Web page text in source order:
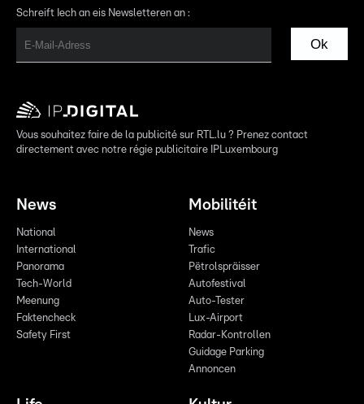
Schreift Iech an eis Newsletteren an :
Ok
Vous souhaitez faire de la publicité sur RTL.lu ? Prenez contact
directement avec notre régie publicitaire IPLuxembourg
News
National
International
Panorama
Tech-World
Meenung
Faktencheck
Safety First
Mobilitéit
News
Trafic
Pëtrolspräisser
Autofestival
Auto-Tester
Lux-Airport
Radar-Kontrollen
Guidage Parking
Annoncen